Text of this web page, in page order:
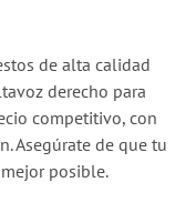
de alta calidad
derecho para
competitivo, con
Asegúrate de que tu
posible.